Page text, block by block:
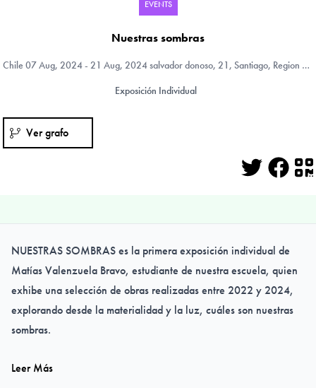
EVENTS
Nuestras sombras
Chile 07 Aug, 2024 - 21 Aug, 2024 salvador donoso, 21, Santiago, Region Metropolitana (RM), Chile
Exposición Individual
Ver grafo
NUESTRAS SOMBRAS es la primera exposición individual de
Matías Valenzuela Bravo, estudiante de nuestra escuela, quien
exhibe una selección de obras realizadas entre 2022 y 2024,
explorando desde la materialidad y la luz, cuáles son nuestras
sombras.
Leer Más